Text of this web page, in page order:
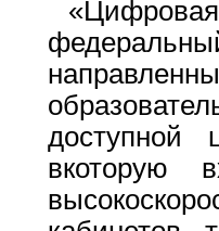
«
доступной
вкоторую